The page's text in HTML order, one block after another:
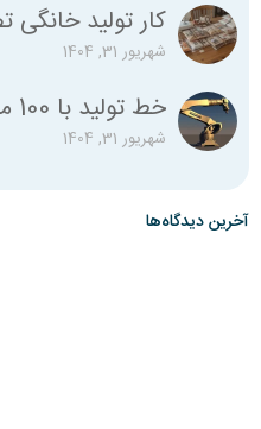
کار تولید خانگی
شهریور 31, 1404
شهریور 31, 1404
آخرین دیدگاه‌ها